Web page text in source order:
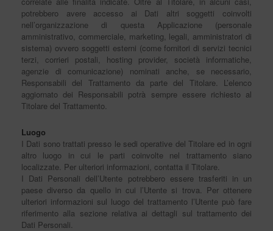
potrebbero avere accesso ai Dati altri soggetti coinvolti
nell’organizzazione di questa Applicazione (personale
amministrativo, commerciale, marketing, legali, amministratori di
sistema) ovvero soggetti esterni (come fornitori di servizi tecnici
terzi, corrieri postali, hosting provider, società informatiche,
agenzie di comunicazione) nominati anche, se necessario,
Responsabili del Trattamento da parte del Titolare. L’elenco
aggiornato dei Responsabili potrà sempre essere richiesto al
Titolare del Trattamento.
Luogo
I Dati sono trattati presso le sedi operative del Titolare ed in ogni
altro luogo in cui le parti coinvolte nel trattamento siano
localizzate. Per ulteriori informazioni, contatta il Titolare.
I Dati Personali dell’Utente potrebbero essere trasferiti in un
paese diverso da quello in cui l’Utente si trova. Per ottenere
ulteriori informazioni sul luogo del trattamento l’Utente può fare
riferimento alla sezione relativa ai dettagli sul trattamento dei
Dati Personali.